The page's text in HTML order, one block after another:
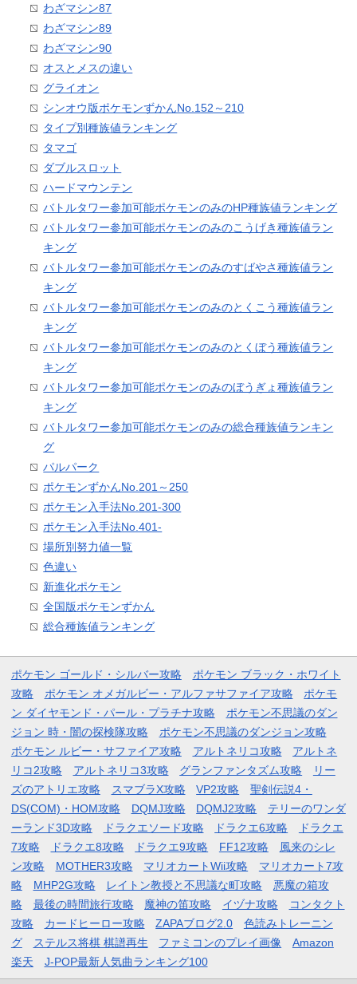
わざマシン87
わざマシン89
わざマシン90
オスとメスの違い
グライオン
シンオウ版ポケモンずかんNo.152～210
タイプ別種族値ランキング
タマゴ
ダブルスロット
ハードマウンテン
バトルタワー参加可能ポケモンのみのHP種族値ランキング
バトルタワー参加可能ポケモンのみのこうげき種族値ラン
キング
バトルタワー参加可能ポケモンのみのすばやさ種族値ラン
キング
バトルタワー参加可能ポケモンのみのとくこう種族値ラン
キング
バトルタワー参加可能ポケモンのみのとくぼう種族値ラン
キング
バトルタワー参加可能ポケモンのみのぼうぎょ種族値ラン
キング
バトルタワー参加可能ポケモンのみの総合種族値ランキン
グ
パルパーク
ポケモンずかんNo.201～250
ポケモン入手法No.201-300
ポケモン入手法No.401-
場所別努力値一覧
色違い
新進化ポケモン
全国版ポケモンずかん
総合種族値ランキング
ポケモン ゴールド・シルバー攻略
ポケモン ブラック・ホワイト
攻略
ポケモン オメガルビー・アルファサファイア攻略
ポケモ
ン ダイヤモンド・パール・プラチナ攻略
ポケモン不思議のダン
ジョン 時・闇の探検隊攻略
ポケモン不思議のダンジョン攻略
ポケモン ルビー・サファイア攻略
アルトネリコ攻略
アルトネ
リコ2攻略
アルトネリコ3攻略 グランファンタズム攻略
リー
ズのアトリエ攻略
スマブラX攻略 VP2攻略
聖剣伝説4・
DS(COM)・HOM攻略
DQMJ攻略 DQMJ2攻略
テリーのワンダ
ーランド3D攻略
ドラクエソード攻略 ドラクエ6攻略
ドラクエ
7攻略
ドラクエ8攻略 ドラクエ9攻略 FF12攻略
風来のシレ
ン攻略
MOTHER3攻略 マリオカートWii攻略
マリオカート7攻
略
MHP2G攻略 レイトン教授と不思議な町攻略
悪魔の箱攻
略
最後の時間旅行攻略 魔神の笛攻略 イヅナ攻略
コンタクト
攻略
カードヒーロー攻略 ZAPAブログ2.0
色読みトレーニン
グ
ステルス将棋 棋譜再生 ファミコンのプレイ画像
Amazon
楽天
J-POP最新人気曲ランキング100